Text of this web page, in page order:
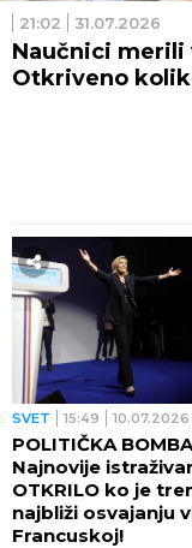
21:02 31.07.2026
Naučnici merili
Otkriveno
SVET 15:49 10.07.2026
POLITIČKA
Najnovije
OTKRILO ko je
najbliži osvajanju
Francuskoj!